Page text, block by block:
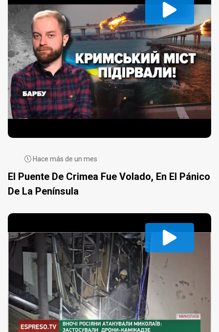
Hace más de un mes
El Puente De Crimea Fue Volado, En El Pánico
De La Península